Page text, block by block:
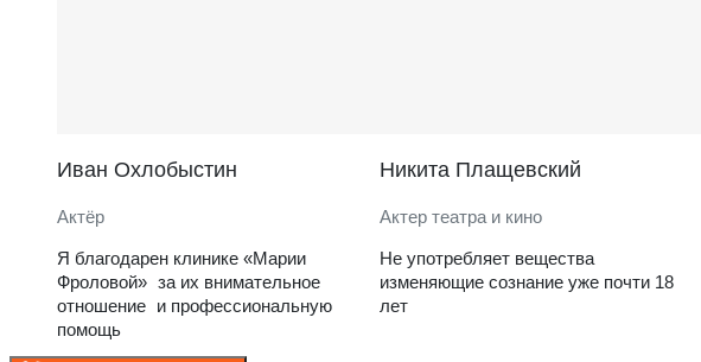
Иван Охлобыстин
Актёр
Я благодарен клинике «Марии
Фроловой» за их внимательное
отношение и профессиональную
помощь
Никита Плащевский
Актер театра и кино
Не употребляет вещества
изменяющие сознание уже почти 18
лет